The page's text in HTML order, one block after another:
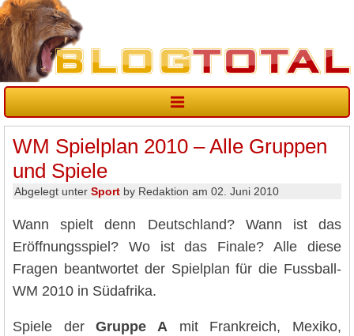
WM Spielplan 2010 – Alle Gruppen
und Spiele
Abgelegt unter Sport by Redaktion am 02. Juni 2010
Wann spielt denn Deutschland? Wann ist das
Eröffnungsspiel? Wo ist das Finale? Alle diese
Fragen beantwortet der Spielplan für die Fussball-
WM 2010 in Südafrika.
Spiele derGruppe A mit Frankreich, Mexiko,